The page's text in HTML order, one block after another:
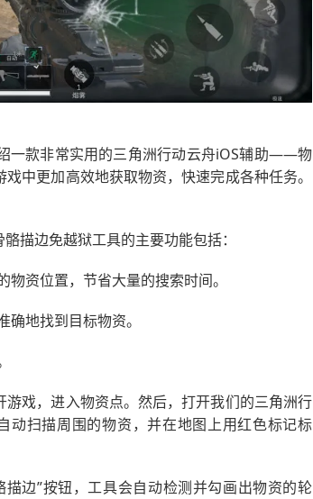
一款非常实用的三角洲行动云舟iOS辅助——物
中更加高效地获取物资，快速完成各种任务。
描边免越狱工具的主要功能包括：
资位置，节省大量的搜索时间。
地找到目标物资。
戏，进入物资点。然后，打开我们的三角洲行
动扫描周围的物资，并在地图上用红色标记标
边”按钮，工具会自动检测并勾画出物资的轮